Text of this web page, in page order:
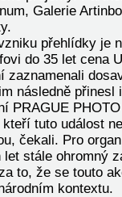
Galerie
přehlídky je
do 35 let cena
zaznamenali
následně
PRAGUE
tuto událost
čekali. Pro
let stále ohromný
to, že se touto
kontextu.